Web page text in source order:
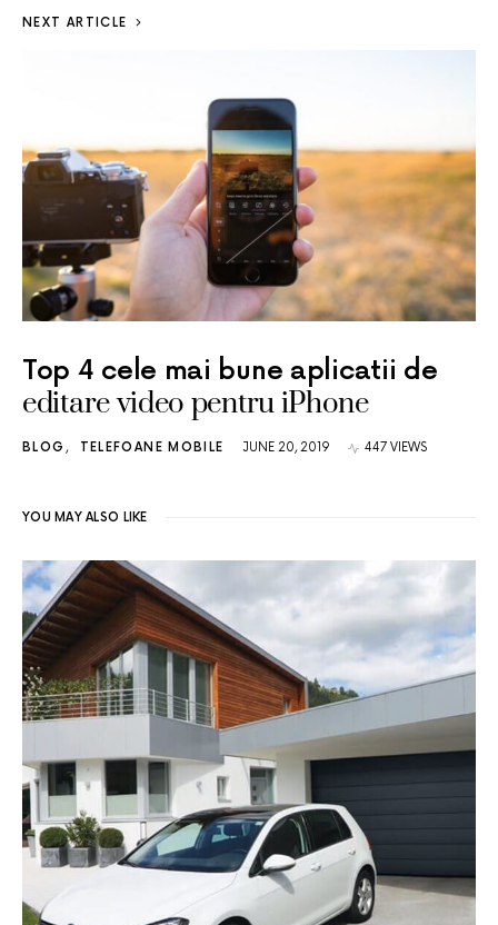
NEXT ARTICLE
Top 4 cele mai bune aplicatii de
editare video pentru iPhone
BLOG TELEFOANE MOBILE JUNE 20, 2019 447 VIEWS
YOU MAY ALSO LIKE